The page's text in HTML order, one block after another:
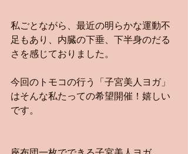
私ごとながら、最近の明らかな運動不
足もあり、内臓の下垂、下半身のだる
さを感じておりました。
今回のトモコの行う「子宮美人ヨガ」
はそんな私たっての希望開催！嬉しい
です。